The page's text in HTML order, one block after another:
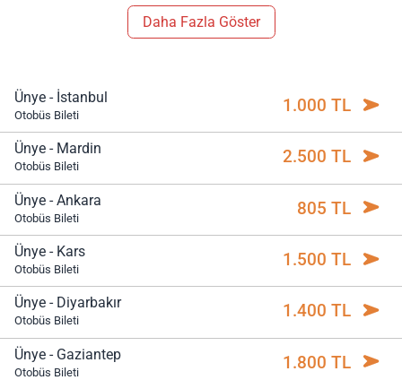
Daha Fazla Göster
Ünye - İstanbul
Otobüs Bileti 1.000 TL
Ünye - Mardin
Otobüs Bileti 2.500 TL
Ünye - Ankara
Otobüs Bileti 805 TL
Ünye - Kars
Otobüs Bileti 1.500 TL
Ünye - Diyarbakır
Otobüs Bileti 1.400 TL
Ünye - Gaziantep
Otobüs Bileti 1.800 TL